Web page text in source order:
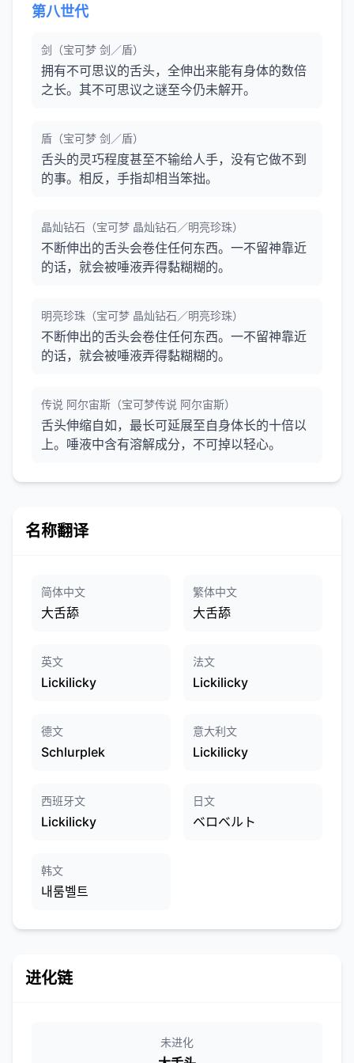
第八世代
剑（宝可梦 剑／盾）
拥有不可思议的舌头，全伸出来能有身体的数倍
之长。其不可思议之谜至今仍未解开。
盾（宝可梦 剑／盾）
舌头的灵巧程度甚至不输给人手，没有它做不到
的事。相反，手指却相当笨拙。
晶灿钻石（宝可梦 晶灿钻石／明亮珍珠）
不断伸出的舌头会卷住任何东西。一不留神靠近
的话，就会被唾液弄得黏糊糊的。
明亮珍珠（宝可梦 晶灿钻石／明亮珍珠）
不断伸出的舌头会卷住任何东西。一不留神靠近
的话，就会被唾液弄得黏糊糊的。
传说 阿尔宙斯（宝可梦传说 阿尔宙斯）
舌头伸缩自如，最长可延展至自身体长的十倍以
上。唾液中含有溶解成分，不可掉以轻心。
名称翻译
简体中文
大舌舔
繁体中文
大舌舔
英文
Lickilicky
法文
Lickilicky
德文
Schlurplek
意大利文
Lickilicky
西班牙文
Lickilicky
日文
ベロベルト
韩文
내룸벨트
进化链
未进化